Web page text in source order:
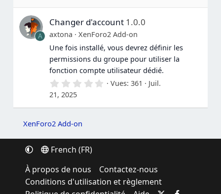
0
t
o
i
e
(
s
A
Changer d'account 1.0.0
axtona
XenForo2 Add-on
Une fois installé, vous devrez définir les
permissions du groupe pour utiliser la
fonction compte utilisateur dédié.
0
0
i
s
)
Vues 361
Juil.
21, 2025
XenForo2 Add-on
French (FR)
À propos de nous
Contactez-nous
Conditions d'utilisation et règlement